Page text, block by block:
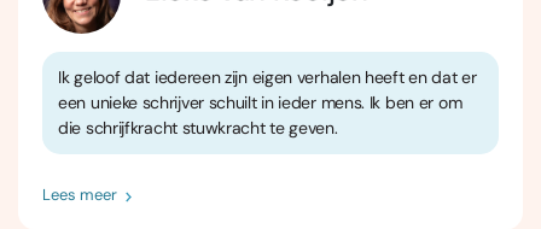
Ik geloof dat iedereen zijn eigen verhalen heeft en dat er
een unieke schrijver schuilt in ieder mens. Ik ben er om
die schrijfkracht stuwkracht te geven.
Lees meer